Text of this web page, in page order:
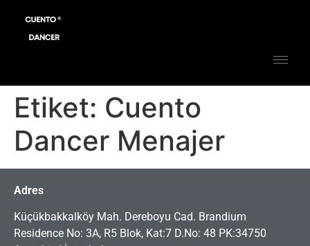
Etiket: Cuento
Dancer Menajer
Adres
Küçükbakkalköy Mah. Dereboyu Cad. Brandium
Residence No: 3A, R5 Blok, Kat:7 D.No: 48 PK:34750